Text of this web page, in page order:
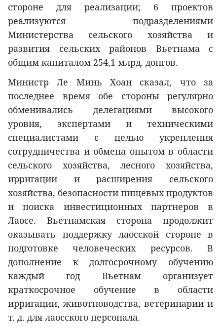
стороне для реализации; 6 проектов
реализуются подразделениями
Министерства сельского хозяйства и
развития сельских районов Вьетнама с
общим капиталом 254,1 млрд. донгов.
Министр Ле Минь Хоан сказал, что за
последнее время обе стороны регулярно
обменивались делегациями высокого
уровня, экспертами и техническими
специалистами с целью укрепления
сотрудничества и обмена опытом в области
сельского хозяйства, лесного хозяйства,
ирригации и расширения сельского
хозяйства, безопасности пищевых продуктов
и поиска инвестиционных партнеров в
Лаосе. Вьетнамская сторона продолжит
оказывать поддержку лаосской стороне в
подготовке человеческих ресурсов. В
дополнение к долгосрочному обучению
каждый год Вьетнам организует
краткосрочное обучение в области
ирригации, животноводства, ветеринарии и
т. д. для лаосского персонала.